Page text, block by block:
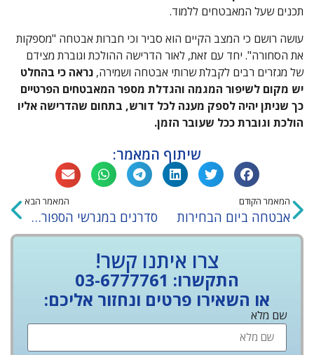
תכנים שעל המאבטחים ללמוד.
עושה רושם כי המצב הקיים הוא סביר וכי חברות אבטחה "מספקות
את הסחורה". יחד עם זאת, לאור הדרישה ההולכת וגוברת מצידם
של מגזרים רבים לקבלת שרותי אבטחה ושמירה, נראה כי בהחלט
יש מקום לשיפור המגמה והגדלת מספר המאבטחים הפרטיים
כך שניתן יהיה לספק מענה לכל דורש, בתחום שהדרישה אליו
הולכת וגוברת ככל שעובר הזמן.
שיתוף המאמר:
המאמר הקודם
אבטחה ביום הבחירות
המאמר הבא
סדרנים במגרשי הספורט – סיכונים ואחריות
צרו איתנו קשר!
התקשרו: 03-6777761
או השאירו פרטים ונחזור אליכם:
שם מלא